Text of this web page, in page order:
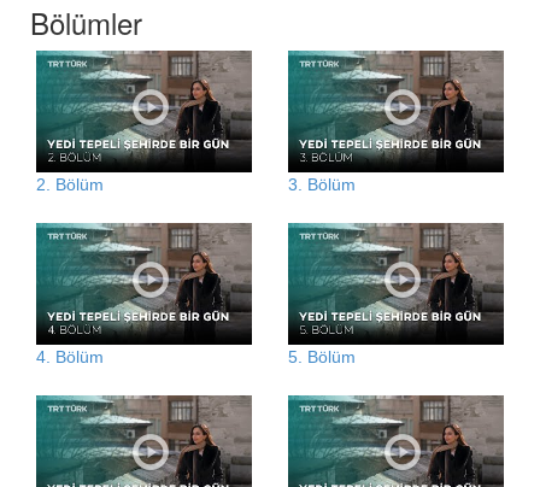
Bölümler
2. Bölüm 3. Bölüm
4. Bölüm 5. Bölüm